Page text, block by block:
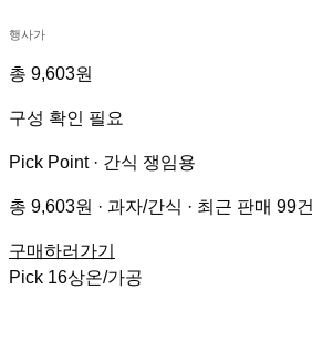
행사가
총 9,603원
구성 확인 필요
Pick Point · 간식 쟁임용
총 9,603원 · 과자/간식 · 최근 판매 99건
구매하러가기
Pick 16상온/가공